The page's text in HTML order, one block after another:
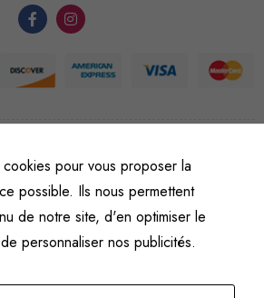
– Tous droits réservés.
Conditions générales de vente et d’utilisation
Mentions légales
pour vous proposer la
possible. Ils nous permettent
de notre site, d'en optimiser le
personnaliser nos publicités.
nous
structure du
site Web, en
fonction de
l'usage qu'il